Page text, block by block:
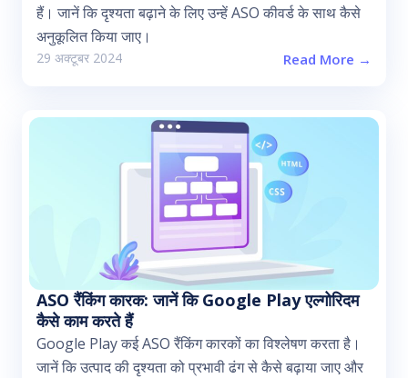
हैं। जानें कि दृश्यता बढ़ाने के लिए उन्हें ASO कीवर्ड के साथ कैसे
अनुकूलित किया जाए।
29 अक्टूबर 2024 Read More →
ASO रैंकिंग कारक: जानें कि Google Play एल्गोरिदम
कैसे काम करते हैं
Google Play कई ASO रैंकिंग कारकों का विश्लेषण करता है।
जानें कि उत्पाद की दृश्यता को प्रभावी ढंग से कैसे बढ़ाया जाए और